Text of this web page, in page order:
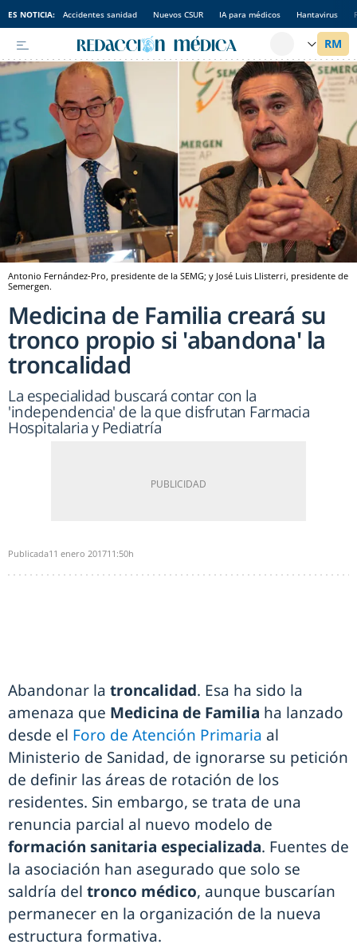
ES NOTICIA: Accidentes sanidad Nuevos CSUR IA para médicos Hantavirus
Antonio Fernández-Pro, presidente de la SEMG; y José Luis Llisterri, presidente de
Semergen.
Medicina de Familia creará su
tronco propio si 'abandona' la
troncalidad
La especialidad buscará contar con la
'independencia' de la que disfrutan Farmacia
Hospitalaria y Pediatría
Publicada11 enero 201711:50h
Abandonar la troncalidad. Esa ha sido la
amenaza que Medicina de Familia ha lanzado
desde el Foro de Atención Primaria al
Ministerio de Sanidad, de ignorarse su petición
de definir las áreas de rotación de los
residentes. Sin embargo, se trata de una
renuncia parcial al nuevo modelo de
formación sanitaria especializada. Fuentes de
la asociación han asegurado que solo se
saldría del tronco médico, aunque buscarían
permanecer en la organización de la nueva
estructura formativa.